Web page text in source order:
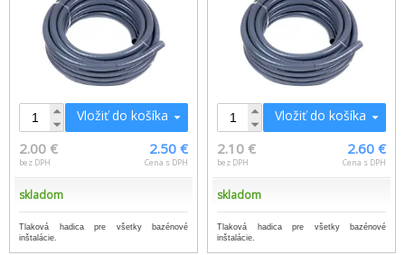
Vložiť do košíka
2.00 €
bez DPH
2.50 €
Cena s DPH
skladom
Tlaková hadica pre všetky bazénové
inštalácie.
Vložiť do košíka
2.10 €
bez DPH
2.60 €
Cena s DPH
skladom
Tlaková hadica pre všetky bazénové
inštalácie.